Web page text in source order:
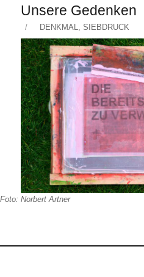
Unsere Gedenken
Veröffentlicht
am
KATEGORIEN
DENKMAL ,SIEBDRUCK
Foto: Norbert Artner